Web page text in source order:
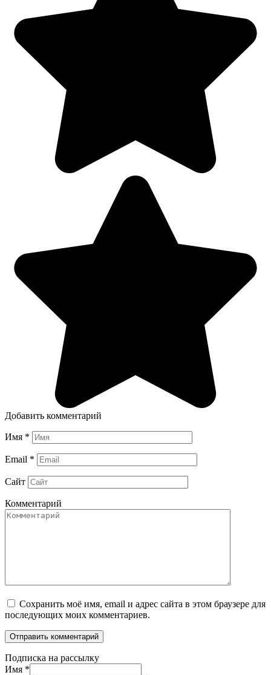
Добавить комментарий
Имя *
Email *
Сайт
Комментарий
Сохранить моё имя, email и адрес сайта в этом браузере для
последующих моих комментариев.
Подписка на рассылку
Имя *